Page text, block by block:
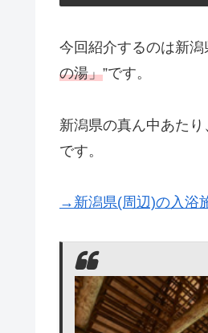
今回紹介するのは新潟
の湯」”です。
新潟県の真ん中あた
です。
→新潟県(周辺)の入浴